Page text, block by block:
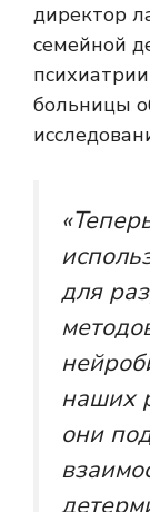
директор
семейной
больницы
для
наших
они